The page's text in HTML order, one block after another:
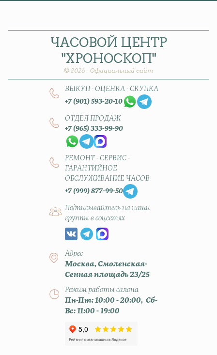
ЧАСОВОЙ ЦЕНТР
"ХРОНОСКОП"
© 2026 - Официальный сайт
ВЫКУП - ОЦЕНКА - СКУПКА
+7 (901) 593-20-10
ОТДЕЛ ПРОДАЖ
+7 (965) 333-99-90
РЕМОНТ - СЕРВИС -
ГАРАНТИЙНОЕ
ОБСЛУЖИВАНИЕ ЧАСОВ
+7 (999) 877-99-50
Подписывайтесь на наши
группы в соцсетях
Адрес
Москва, Смоленская-
Сенная площадь 23/25
Режим работы салона
Пн-Пт: 10:00 - 20:00, Сб-
Вс: 11:00 - 19:00